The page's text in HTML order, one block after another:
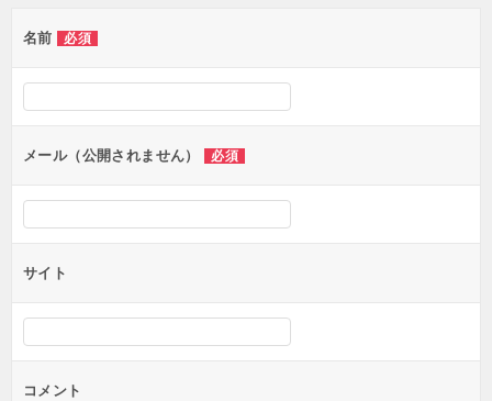
ー
シ
ン
名前 必須
メール（公開されません） 必須
サイト
コメント